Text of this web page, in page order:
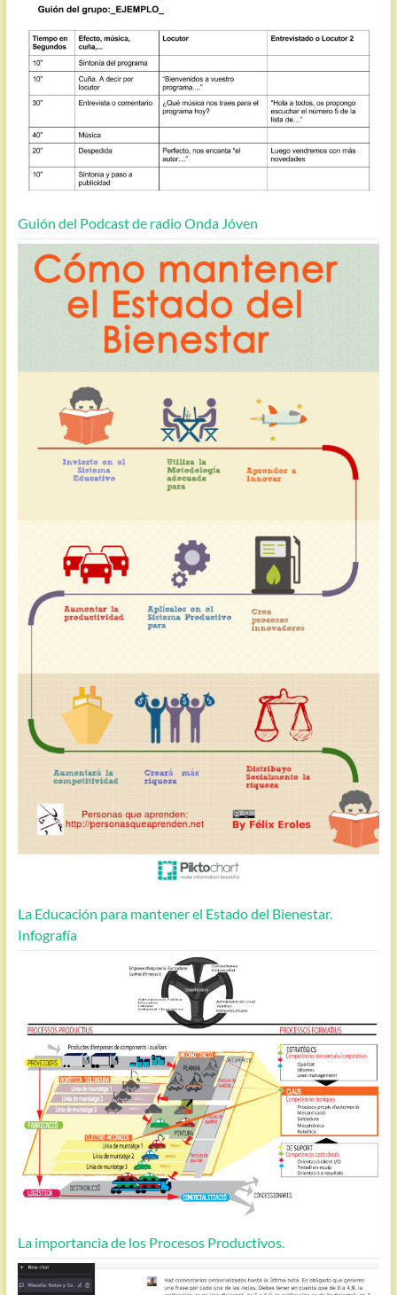
Guión del Podcast de radio Onda Jóven
La Educación para mantener el Estado del Bienestar.
Infografía
La importancia de los Procesos Productivos.